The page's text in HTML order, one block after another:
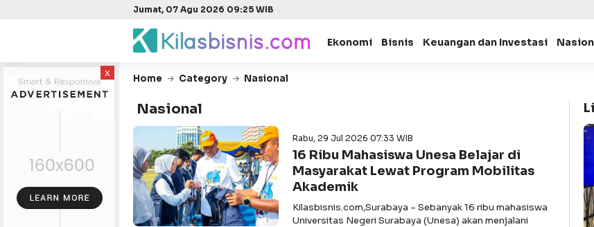
Jumat, 07 Agu 2026 09:25 WIB
Ekonomi Bisnis Keuangan dan Investasi
x Home Category Nasional
Nasional
Rabu, 29 Jul 2026 07:33 WIB
16 Ribu Mahasiswa Unesa Belajar di
Masyarakat Lewat Program Mobilitas
Akademik
Kilasbisnis.com,Surabaya – Sebanyak 16 ribu mahasiswa
Universitas Negeri Surabaya (Unesa) akan menjalani